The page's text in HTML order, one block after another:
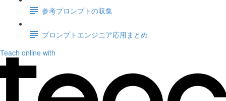
参考プロンプトの収集
プロンプトエンジニア応用まとめ
Teach online with